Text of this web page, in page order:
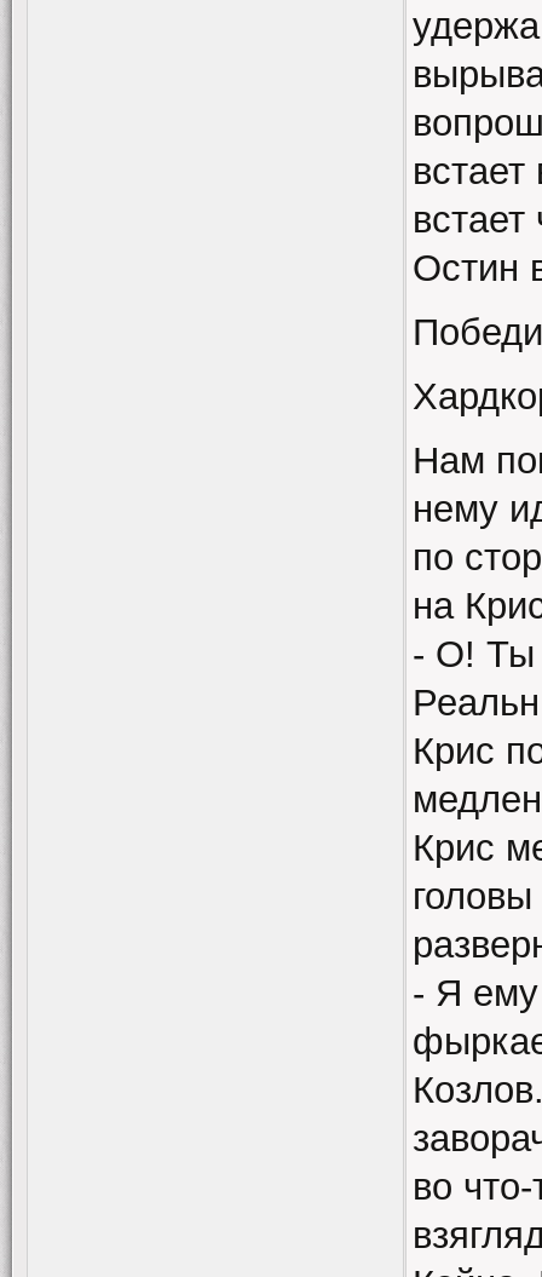
Остин
Нам
нему
по
на
- О! Ты
Крис
Крис
- Я
во